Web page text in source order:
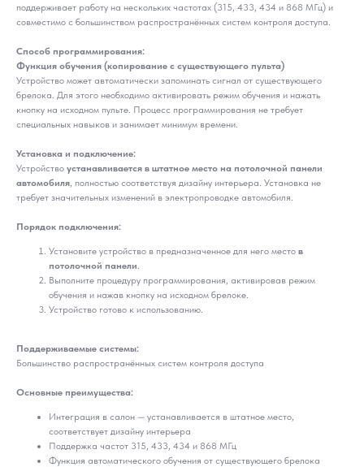
поддерживает работу на нескольких частотах (315, 433, 434 и 868 МГц) и
совместимо с большинством распространённых систем контроля доступа.
Способ программирования:
Функция обучения (копирование с существующего пульта)
Устройство может автоматически запоминать сигнал от существующего
брелока. Для этого необходимо активировать режим обучения и нажать
кнопку на исходном пульте. Процесс программирования не требует
специальных навыков и занимает минимум времени.
Установка и подключение:
Устройство устанавливается в штатное место на потолочной панели
автомобиля, полностью соответствуя дизайну интерьера. Установка не
требует значительных изменений в электропроводке автомобиля.
Порядок подключения:
Установите устройство в предназначенное для него место в
потолочной панели.
Выполните процедуру программирования, активировав режим
обучения и нажав кнопку на исходном брелоке.
Устройство готово к использованию.
Поддерживаемые системы:
Большинство распространённых систем контроля доступа
Основные преимущества:
Интеграция в салон — устанавливается в штатное место,
соответствует дизайну интерьера
Поддержка частот 315, 433, 434 и 868 МГц
Функция автоматического обучения от существующего брелока